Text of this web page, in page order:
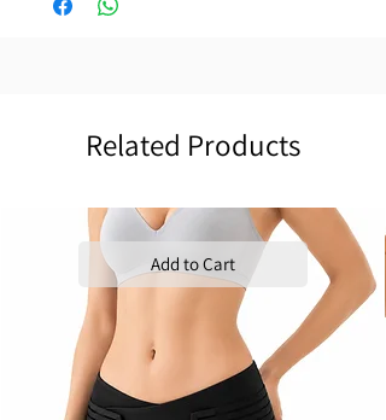
Related Products
Add to Cart